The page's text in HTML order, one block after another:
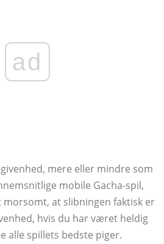
ad
mere eller mindre som
mobile Gacha-spil,
morsomt, at slibningen faktisk er
hvis du har været heldig
alle spillets bedste piger.